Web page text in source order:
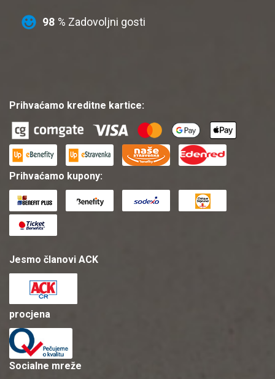
98 % Zadovoljni gosti
Prihvaćamo kreditne kartice:
Prihvaćamo kupony:
Jesmo članovi ACK
procjena
Socialne mreže